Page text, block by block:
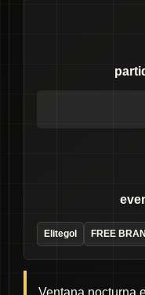
Elitegol FREE
Ventana nocturna